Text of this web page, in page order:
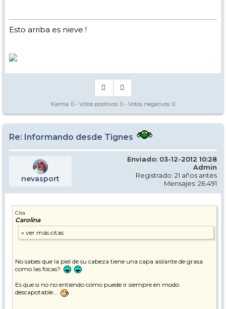
Esto arriba es nieve !
Karma: 0 - Votos positivos: 0 - Votos negativos: 0
Re: Informando desde Tignes
nevasport
Enviado: 03-12-2012 10:28
Admin
Registrado: 21 años antes
Mensajes: 26.491
Cita
Carolina
No sabes que la piel de su cabeza tiene una capa aislante de grasa
como las focas?
Es que si no no entiendo como puede ir siempre en modo
descapotable...